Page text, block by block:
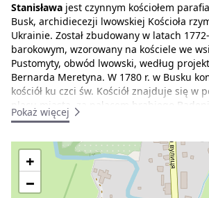
Stanisława jest czynnym kościołem
Busk, archidiecezji lwowskiej Kościoła
Ukrainie. Został zbudowany w latach
barokowym, wzorowany na kościele we
Pustomyty, obwód lwowski, według
Bernarda Meretyna. W 1780 r. w Busku
kościół ku czci św. Kościół znajduje się w
placu miasta, za pałacem hrabiego
numer ochrony 435-M. Fundatorem
Według badacza Zbigniewa Hornunga
był kościół w Godowicach,
Bernarda Meretyna. Według niektórych
Pokaż więcej
+
−